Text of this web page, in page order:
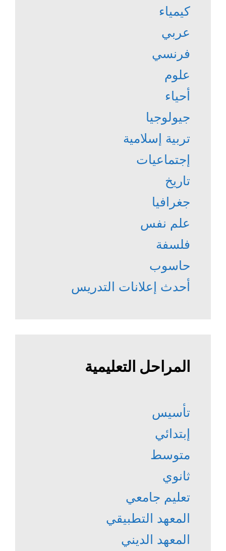
كيمياء
عربي
فرنسي
علوم
أحياء
جيولوجيا
تربية إسلامية
إجتماعيات
تاريخ
جغرافيا
علم نفس
فلسفة
حاسوب
أحدث إعلانات التدريس
المراحل التعليمية
تأسيس
إبتدائي
متوسط
ثانوي
تعليم جامعي
المعهد التطبيقي
المعهد الديني